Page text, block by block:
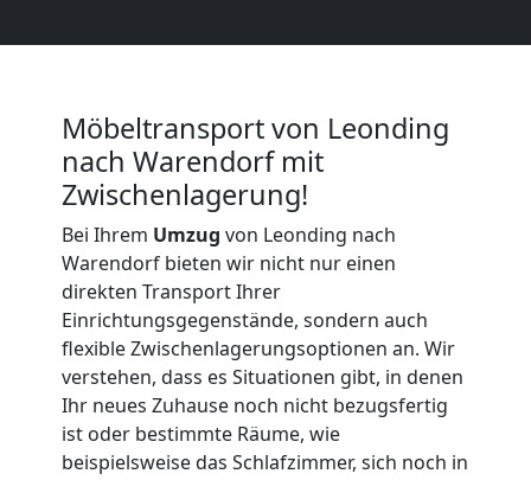
Möbeltransport von Leonding
nach Warendorf mit
Zwischenlagerung!
Bei Ihrem Umzug von Leonding nach
Warendorf bieten wir nicht nur einen
direkten Transport Ihrer
Einrichtungsgegenstände, sondern auch
flexible Zwischenlagerungsoptionen an. Wir
verstehen, dass es Situationen gibt, in denen
Ihr neues Zuhause noch nicht bezugsfertig
ist oder bestimmte Räume, wie
beispielsweise das Schlafzimmer, sich noch in
Möbeltransport
Beiladung
National
Beiladung
International